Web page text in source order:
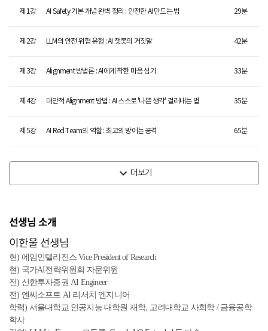
제 1강 AI Safety 기본 개념 완벽 정리 : 안전한 AI 만드는 법 29분
제 2강 LLM의 안전 위협 유형 : AI 챗봇의 거짓말 42분
제3강 Alignment 방법론 : AI에게 착한 마음 심기 33분
제4강 대안적 Alignment 방법 : AI 스스로 '나쁜 생각' 걸러내는 법 35분
제5강 AI Red Team의 역할 : 최고의 방어는 공격 65분
더보기
선생님 소개
이한울 선생님
현) 에임인텔리전스 Vice President of Research
현) 국가AI전략위원회 자문위원
전) 신한투자증권 AI Engineer
전) 엔씨소프트 AI 리서치 엔지니어
학력) 서울대학교 인공지능 대학원 재학, 고려대학교 사회학 / 금융공학
학사